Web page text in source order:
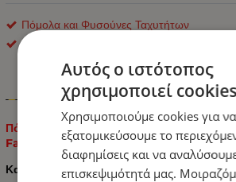
Πόμολα και Φυσούνες Ταχυτήτων
OEM
Πληροφορίες
Πόμολο Ταχυτήτων για Mercedes Benz
Facelift / W204 / X204 / W212 / A207 /
Κατάλληλο για:
Αυτός ο ιστότοπος
χρησιμοποιεί
Χρησιμοποιούμε cookies για να
εξατομικεύσουμε το
διαφημίσεις και να
επισκεψιμότητά μας.